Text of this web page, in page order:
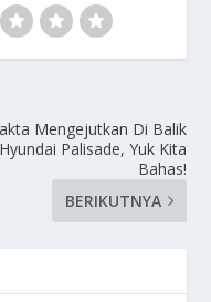
Mengejutkan Di Balik
Hyundai Palisade, Yuk Kita
Bahas!
BERIKUTNYA